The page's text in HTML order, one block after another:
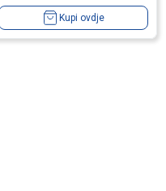
Kupi ovdje